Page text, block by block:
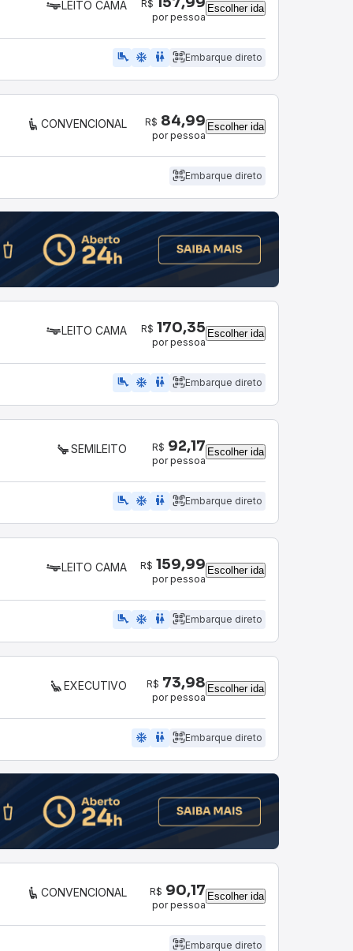
LEITO CAMA R$
por pessoa
Escolher ida
airline_seat_legroom_extra ac_unit wc Embarque direto
CONVENCIONAL R$ 84,99
por pessoa
Escolher ida
Embarque direto
LEITO CAMA R$ 170,35
por pessoa
Escolher ida
airline_seat_legroom_extra ac_unit wc Embarque direto
SEMILEITO R$ 92,17
por pessoa
Escolher ida
airline_seat_legroom_extra ac_unit WC Embarque direto
LEITO CAMA R$ 159,99
por pessoa
Escolher ida
airline_seat_legroom_extra ac_unit wc Embarque direto
EXECUTIVO R$ 73,98
por pessoa
Escolher ida
ac_unit wc Embarque direto
CONVENCIONAL R$ 90,17
por pessoa
Escolher ida
Embarque direto